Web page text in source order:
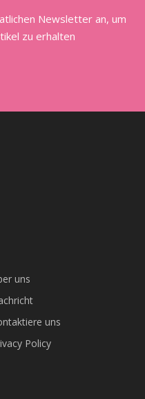
Newsletter an, um
zu erhalten
uns
uns
Policy